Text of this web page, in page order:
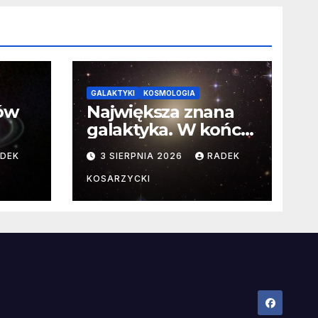
GALAKTYKI KOSMOLOGIA
Największa znana
galaktyka. W końcu
poznaliśmy jej
faktyczne wymiary
3 SIERPNIA 2026 RADEK
KOSARZYCKI